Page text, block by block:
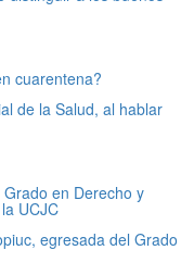
cuarentena?
de la Salud, al hablar
en Derecho y
UCJC
egresada del Grado